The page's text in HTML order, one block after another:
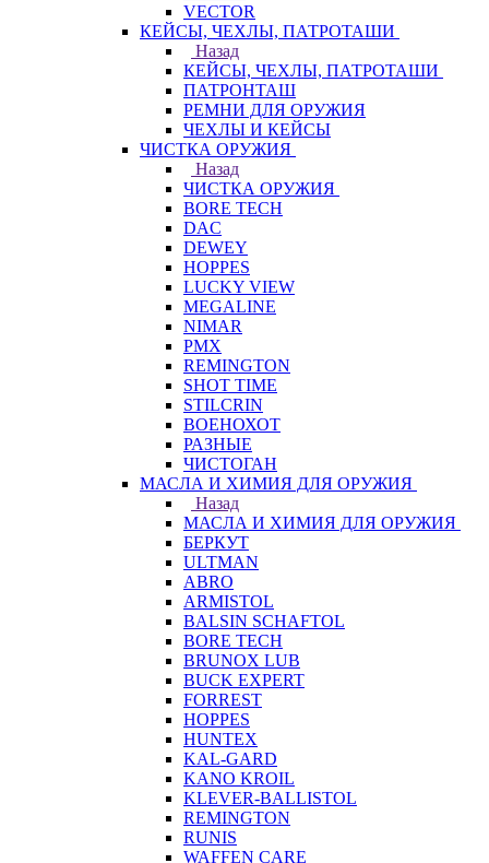
VECTOR
КЕЙСЫ, ЧЕХЛЫ, ПАТРОТАШИ
Назад
КЕЙСЫ, ЧЕХЛЫ, ПАТРОТАШИ
ПАТРОНТАШ
РЕМНИ ДЛЯ ОРУЖИЯ
ЧЕХЛЫ И КЕЙСЫ
ЧИСТКА ОРУЖИЯ
Назад
ЧИСТКА ОРУЖИЯ
BORE TECH
DAC
DEWEY
HOPPES
LUCKY VIEW
MEGALINE
NIMAR
PMX
REMINGTON
SHOT TIME
STILCRIN
ВОЕНОХОТ
РАЗНЫЕ
ЧИСТОГАН
МАСЛА И ХИМИЯ ДЛЯ ОРУЖИЯ
Назад
МАСЛА И ХИМИЯ ДЛЯ ОРУЖИЯ
БЕРКУТ
ULTMAN
ABRO
ARMISTOL
BALSIN SCHAFTOL
BORE TECH
BRUNOX LUB
BUCK EXPERT
FORREST
HOPPES
HUNTEX
KAL-GARD
KANO KROIL
KLEVER-BALLISTOL
REMINGTON
RUNIS
WAFFEN CARE